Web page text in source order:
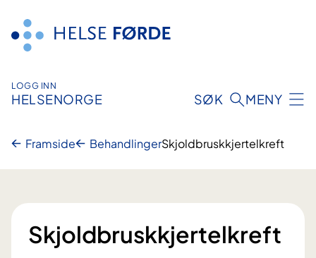
innhald
LOGG INN
HELSENORGE SØK MENY
Framside BehandlingerSkjoldbruskkjertelkreft
Skjoldbruskkjertelkreft